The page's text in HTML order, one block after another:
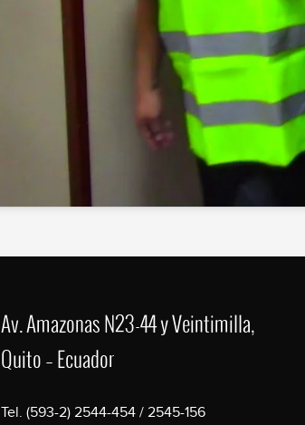
Av. Amazonas N23-44 y Veintimilla,
Quito – Ecuador
Tel. (593-2) 2544-454 / 2545-156